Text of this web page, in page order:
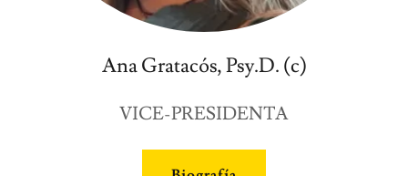
Ana Gratacós, Psy.D. (c)
VICE-PRESIDENTA